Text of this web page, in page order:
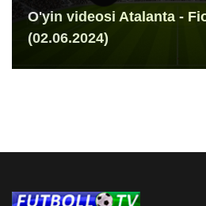
O'yin videosi Atalanta -
(02.06.2024)